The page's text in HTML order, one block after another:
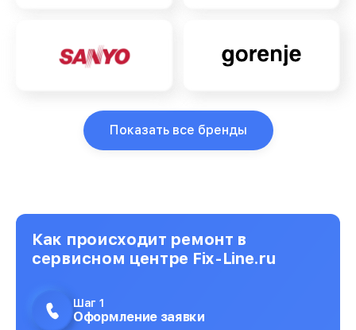
Показать все бренды
Как происходит ремонт в
сервисном центре Fix-Line.ru
Шаг 1
Оформление заявки